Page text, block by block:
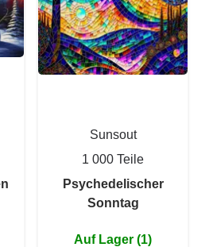
Sunsout
1 000 Teile
Psychedelischer
Sonntag
Auf Lager (1)